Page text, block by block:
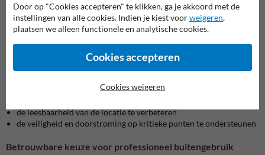
Een goed geplaatst C27 verkeersbord maakt snel duidelijk welke
voertuigen de doorgang niet mogen gebruiken. Dat verkleint de kans
op foutief inrijden, moeilijke manoeuvres en beschadigingen aan
voertuigen of omgeving.
De plaatsing van een verkeersbord C27 helpt om:
te brede voertuigen te weren
de leesbaarheid van de locatie te verbeteren
de veiligheid en doorstroming op kritieke punten te ondersteunen
Betrouwbare keuze voor professioneel buitengebruik
Door op "Cookies accepteren" te klikken, ga je akkoord met de
instellingen van alle cookies. Indien je kiest voorweigeren,
plaatsen we alleen functionele en analytische cookies.
Cookies accepteren
Cookies weigeren